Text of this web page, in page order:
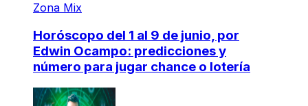
Zona Mix
Horóscopo del 1 al 9 de junio, por
Edwin Ocampo: predicciones y
número para jugar chance o lotería